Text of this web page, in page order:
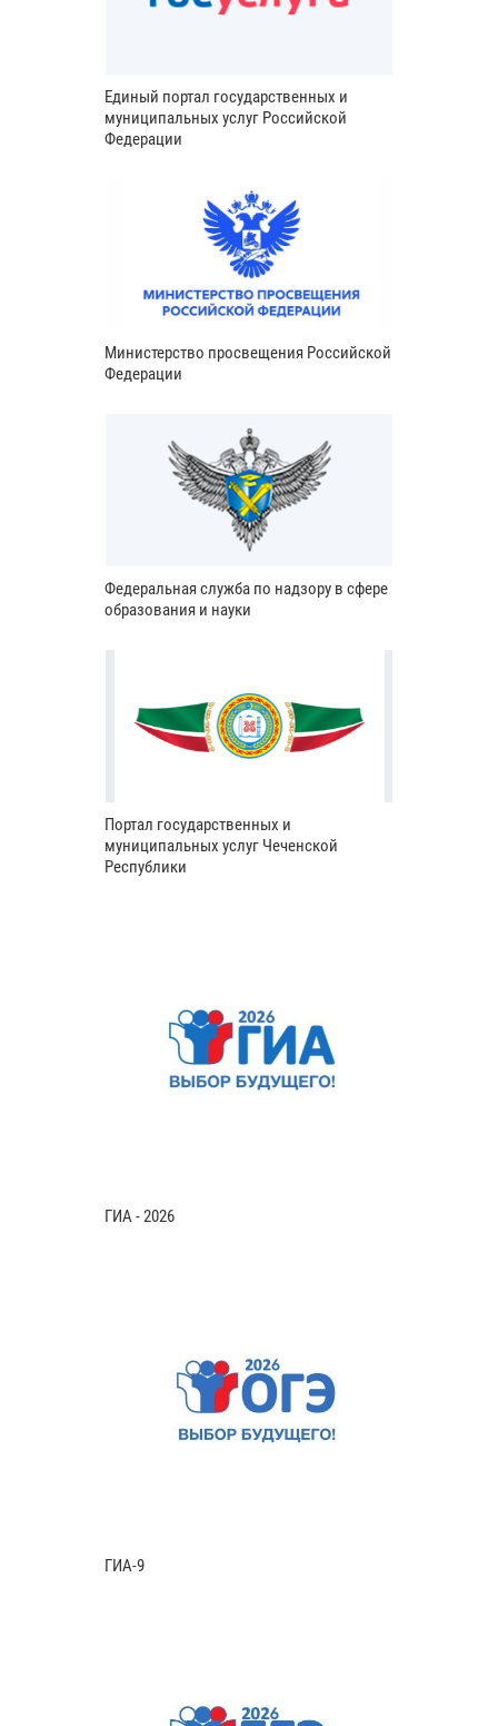
Единый портал государственных и
муниципальных услуг Российской
Федерации
Министерство просвещения Российской
Федерации
Федеральная служба по надзору в сфере
образования и науки
Портал государственных и
муниципальных услуг Чеченской
Республики
ГИА - 2026
ГИА-9